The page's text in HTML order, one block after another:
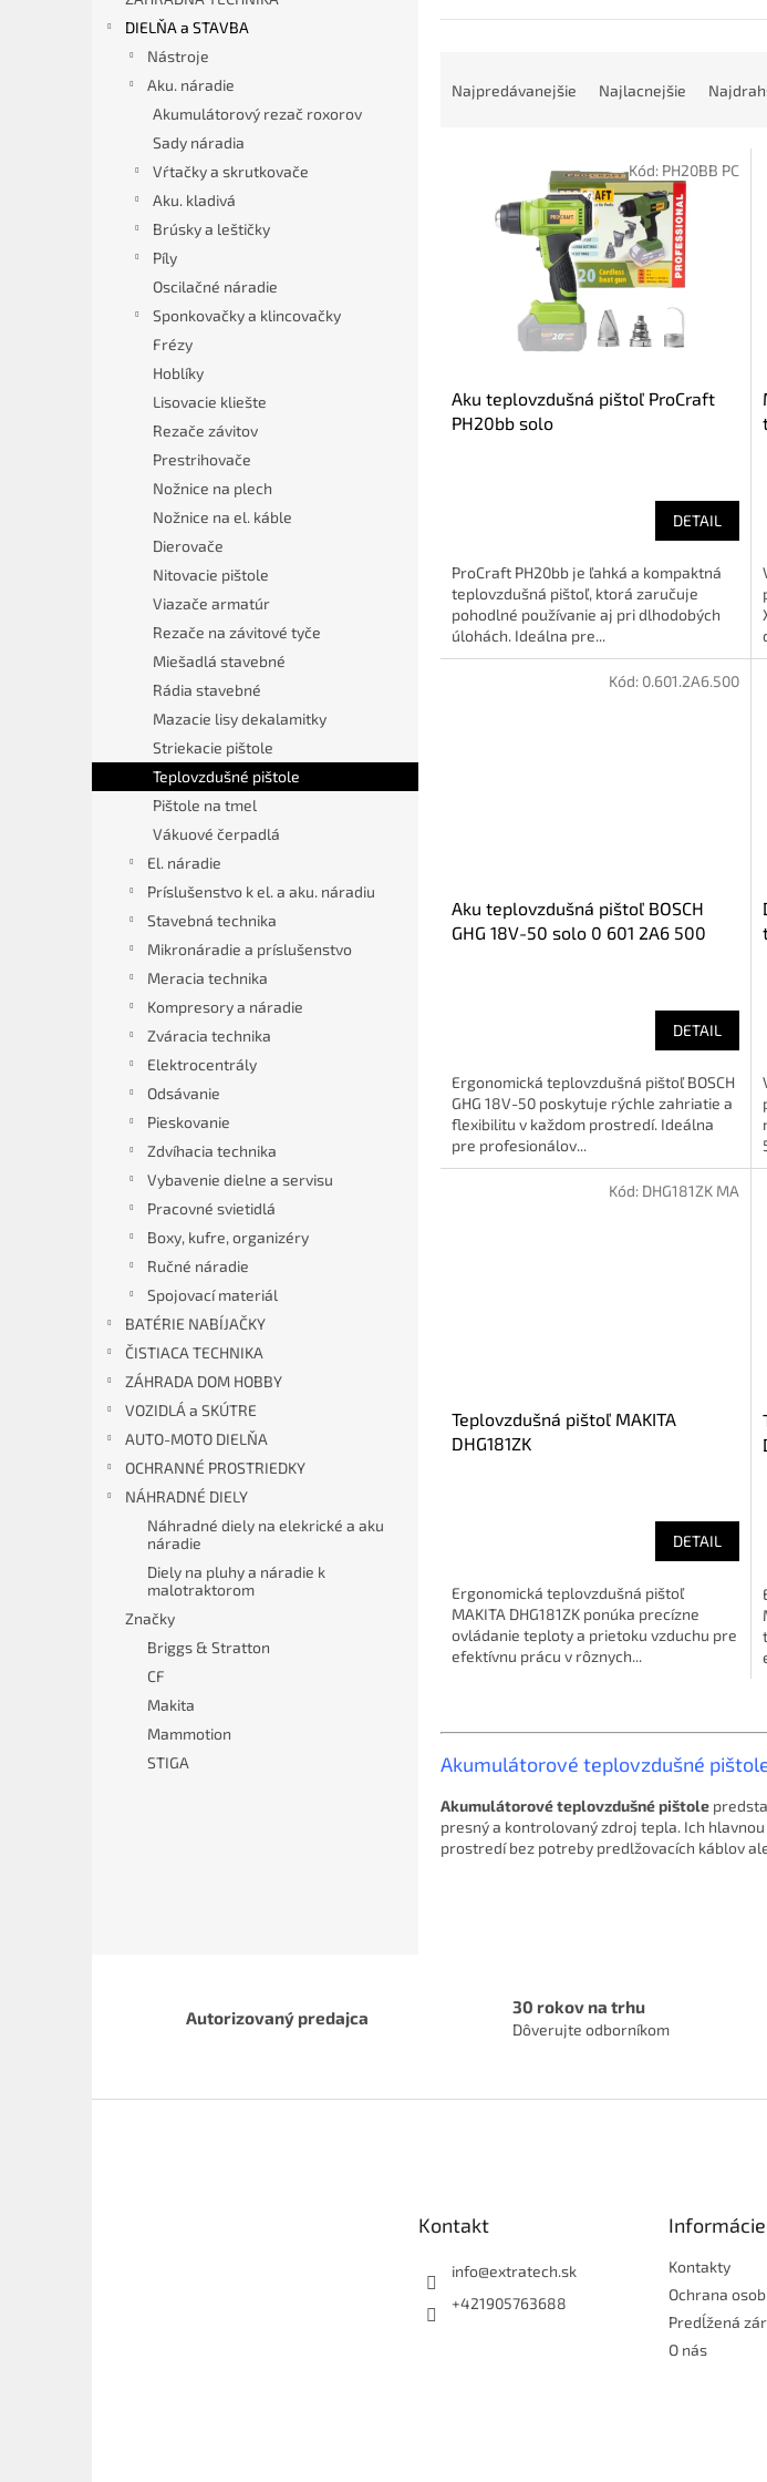
DIELŇA a STAVBA
Nástroje
Aku. náradie
Akumulátorový rezač roxorov
Sady náradia
Vŕtačky a skrutkovače
Aku. kladivá
Brúsky a leštičky
Píly
Oscilačné náradie
Sponkovačky a klincovačky
Frézy
Hoblíky
Lisovacie kliešte
Rezače závitov
Prestrihovače
Nožnice na plech
Nožnice na el. káble
Dierovače
Nitovacie pištole
Viazače armatúr
Rezače na závitové tyče
Miešadlá stavebné
Rádia stavebné
Mazacie lisy dekalamitky
Striekacie pištole
Teplovzdušné pištole
Pištole na tmel
Vákuové čerpadlá
El. náradie
Príslušenstvo k el. a aku. náradiu
Stavebná technika
Mikronáradie a príslušenstvo
Meracia technika
Kompresory a náradie
Zváracia technika
Elektrocentrály
Odsávanie
Pieskovanie
Zdvíhacia technika
Vybavenie dielne a servisu
Pracovné svietidlá
Boxy, kufre, organizéry
Ručné náradie
Spojovací materiál
BATÉRIE NABÍJAČKY
ČISTIACA TECHNIKA
ZÁHRADA DOM HOBBY
VOZIDLÁ a SKÚTRE
AUTO-MOTO DIELŇA
OCHRANNÉ PROSTRIEDKY
NÁHRADNÉ DIELY
Náhradné diely na elekrické a aku
náradie
Diely na pluhy a náradie k
malotraktorom
Značky
Briggs & Stratton
CF
Makita
Mammotion
STIGA
Najpredávanejšie Najlacnejšie
Aku teplovzdušná pištoľ ProCraft
PH20bb solo
DETAIL
ProCraft PH20bb je ľahká a kompaktná
teplovzdušná pištoľ, ktorá zaručuje
pohodlné používanie aj pri dlhodobých
úlohách. Ideálna pre...
Kód: PH20BB PC
Aku teplovzdušná pištoľ BOSCH
GHG 18V-50 solo 0 601 2A6 500
DETAIL
Ergonomická teplovzdušná pištoľ BOSCH
GHG 18V-50 poskytuje rýchle zahriatie a
flexibilitu v každom prostredí. Ideálna
pre profesionálov...
Kód: 0.601.2A6.500
Teplovzdušná pištoľ MAKITA
DHG181ZK
DETAIL
Ergonomická teplovzdušná pištoľ
MAKITA DHG181ZK ponúka precízne
ovládanie teploty a prietoku vzduchu pre
efektívnu prácu v rôznych...
Kód: DHG181ZK MA
Akumulátorové teplovzdušné
Akumulátorové teplovzdušné pištole
presný a kontrolovaný zdroj tepla. Ich
prostredí bez potreby predlžovacích káblov
Autorizovaný predajca
30 rokov na trhu
Dôverujte odborníkom
Kontakt
info@extratech.sk
+421905763688
Kontakty
Ochrana
Predĺžená
O nás